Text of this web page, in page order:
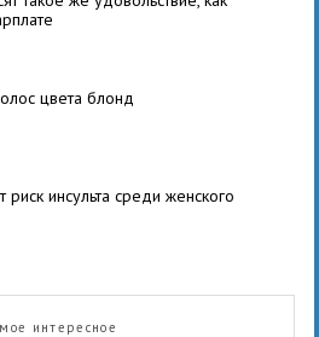
цвета блонд
инсульта среди женского
интересное